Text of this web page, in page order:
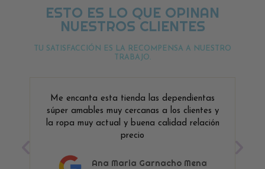
ESTO ES LO QUE OPINAN
NUESTROS CLIENTES
TU SATISFACCIÓN ES LA RECOMPENSA A NUESTRO
TRABAJO.
Me encanta esta tienda las dependientas
súper amables muy cercanas a los clientes y
la ropa muy actual y buena calidad relación
precio
Ana Maria Garnacho Mena